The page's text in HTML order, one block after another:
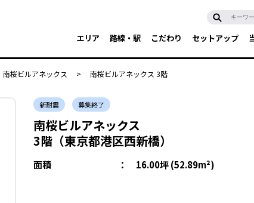
エリア 路線・駅 こだわり セットアップ
南桜ビルアネックス > 南桜ビルアネックス 3階
新耐震 募集終了
南桜ビルアネックス
3階（東京都港区西新橋）
面積 ： 16.00坪 (52.89m²)